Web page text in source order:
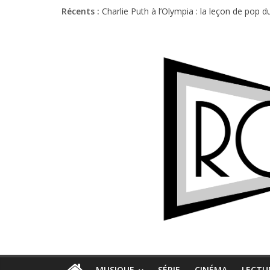
Récents : Charlie Puth à l’Olympia : la leçon de pop
Première édition du Midgard Festival :